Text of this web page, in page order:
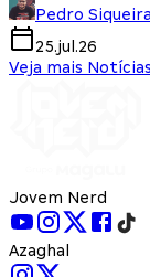
Pedro Siqueira
25.jul.26
Veja mais Notícias
Jovem Nerd
Azaghal